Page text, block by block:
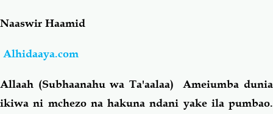
Fiqh-Ibaadah
Fataawa Za Ulamaa
Akhlaaq-Aadaab Raqaaiq
Naaswir Haamid
Alhidaaya.com
Allaah (Subhaanahu wa Ta'aalaa) Ameiumba dunia
ikiwa ni mchezo na hakuna ndani yake ila pumbao.